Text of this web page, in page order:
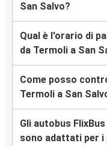
San Salvo?
Qual è l'orario di
da Termoli a San
Come posso
Termoli a San
Gli autobus
sono adattati per